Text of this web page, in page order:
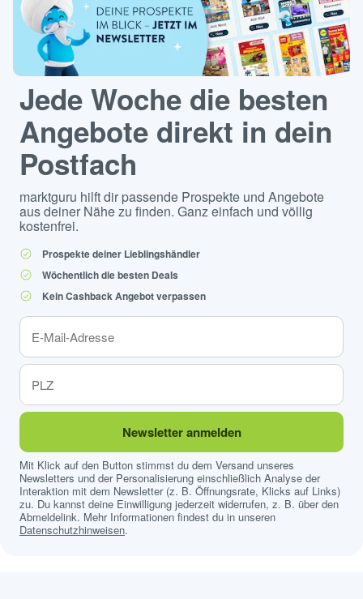
Jede Woche die besten
Angebote direkt in dein
Postfach
marktguru hilft dir passende Prospekte und Angebote
aus deiner Nähe zu finden. Ganz einfach und völlig
kostenfrei.
Prospekte deiner Lieblingshändler
Wöchentlich die besten Deals
Kein Cashback Angebot verpassen
Newsletter anmelden
Mit Klick auf den Button stimmst du dem Versand unseres
Newsletters und der Personalisierung einschließlich Analyse der
Interaktion mit dem Newsletter (z. B. Öffnungsrate, Klicks auf Links)
zu. Du kannst deine Einwilligung jederzeit widerrufen, z. B. über den
Abmeldelink. Mehr Informationen findest du in unseren
Datenschutzhinweisen.